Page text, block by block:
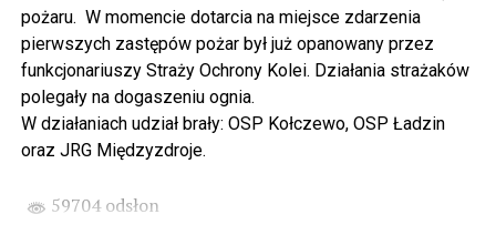
państwa Witkowskich.
Wyjątkowym wydarzeniem będzie koncert w wykonaniu
Kawuś Music Project, podczas którego wysłuchamy
polskich przebojów w jazzowej aranżacji (godz. 20.00
przed biblioteką). Podczas koncertu zaplanowaliśmy dla
pożaru. W momencie dotarcia na miejsce zdarzenia
pierwszych zastępów pożar był już opanowany przez
funkcjonariuszy Straży Ochrony Kolei. Działania strażaków
polegały na dogaszeniu ognia.
W działaniach udział brały: OSP Kołczewo, OSP Ładzin
oraz JRG Międzyzdroje.
59704 odsłon